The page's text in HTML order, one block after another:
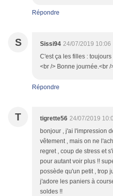
Répondre
S Sissi94 24/07/2019 10:06
C'est ça les filles :
<br /> Bonne journée.<br /
Répondre
T tigrette56 24/07/2019
bonjour , j'ai l'impression
vêtement , mais on ne
regret , coup de stress et
pour autant voir plus !!
possède qu'un petit , trop
j'adore les paniers à
soldes !!